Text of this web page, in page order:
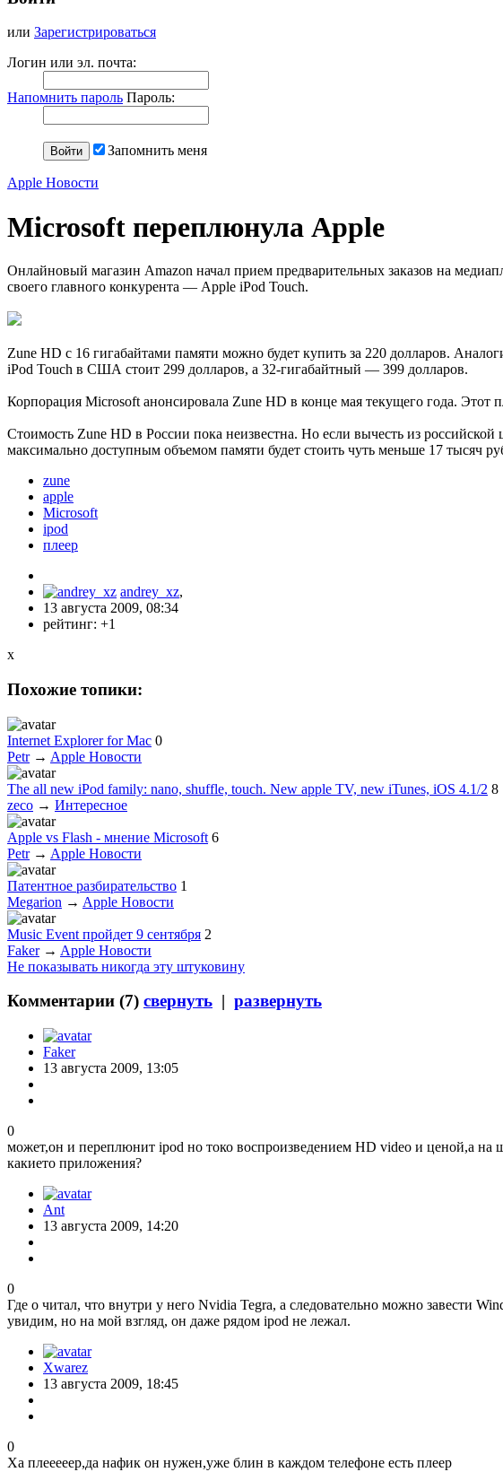
или Зарегистрироваться
Логин или эл. почта:
Напомнить пароль Пароль:
Запомнить меня
Apple Новости
Microsoft переплюнула Apple
Онлайновый магазин Amazon начал прием предварительных заказов на
своего главного конкурента — Apple iPod Touch.
Zune HD с 16 гигабайтами памяти можно будет купить за 220 долларов.
iPod Touch в США стоит 299 долларов, а 32-гигабайтный — 399 долларов.
Корпорация Microsoft анонсировала Zune HD в конце мая текущего года.
Стоимость Zune HD в России пока неизвестна. Но если вычесть из
максимально доступным объемом памяти будет стоить чуть меньше 17 тысяч
zune
apple
Microsoft
ipod
плеер
andrey_xz,
13 августа 2009, 08:34
рейтинг: +1
x
Похожие топики:
Internet Explorer for Mac 0
Petr→ Apple Новости
The all new iPod family: nano, shuffle, touch. New apple TV, new iTunes, iOS 4.1/2 8
zeco → Интересное
Apple vs Flash - мнение Microsoft 6
Petr→ Apple Новости
Патентное разбирательство 1
Megarion → Apple Новости
Music Event пройдет 9 сентября 2
Faker→ Apple Новости
Не показывать никогда эту штуковину
Комментарии (7) свернуть | развернуть
Faker
13 августа 2009, 13:05
0
может,он и переплюнит ipod но токо воспроизведением HD video и ценой,а на
какието приложения?
Ant
13 августа 2009, 14:20
0
Где о читал, что внутри у него Nvidia Tegra, а следовательно можно завести
увидим, но на мой взгляд, он даже рядом ipod не лежал.
Xwarez
13 августа 2009, 18:45
0
Ха плееееер,да нафик он нужен,уже блин в каждом телефоне есть плеер